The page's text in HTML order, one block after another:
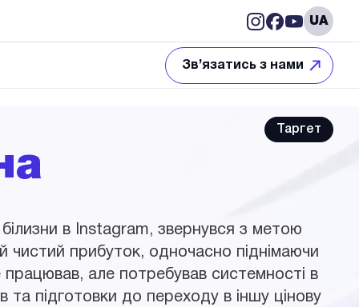
Відкрити
у
Відкрити
у
Відкрити
у
новому
UA
Зв’язатись з нами
Таргет
в Instagram, звернувся з метою
чистий прибуток, одночасно піднімаючи
але потребував системності в
та підготовки до переходу в іншу цінову